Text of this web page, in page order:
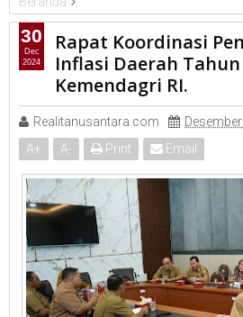
KAB.SOLOK
Rapat Koordinasi Pengendalian Inflasi
Bersama Kemendagri RI.
Rapat Koordinasi
Inflasi Daerah Tahun
Kemendagri RI.
Realitanusantara.com
A+ A- Print Email
30
Dec
2024